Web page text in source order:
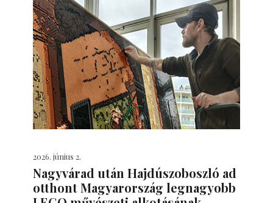
2026. június 2.
Nagyvárad után Hajdúszoboszló ad
otthont Magyarország legnagyobb